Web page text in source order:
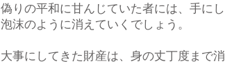
偽りの平和に甘んじていた者には、手に
泡沫のように消えていくでしょう。
大事にしてきた財産は、身の丈丁度まで